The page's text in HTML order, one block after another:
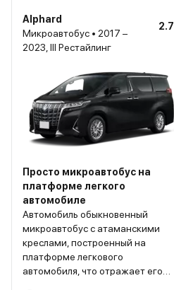
Alphard
Микроавтобус • 2017 –
2023, III Рестайлинг
2.7
Просто микроавтобус на
платформе легкого
автомобиле
Автомобиль обыкновенный
микроавтобус с атаманскими
креслами, построенный на
платформе легкового
автомобиля, что отражает его